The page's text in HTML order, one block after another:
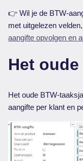
👉 Wil je de BTW-
met uitgelezen
aangifte opvolgen en
Het
Het oude BTW-
aangifte per klant en